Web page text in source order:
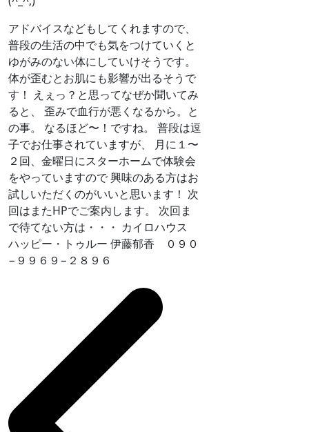
アドバイスなどもしてくれますので、
普段の生活の中でも気をつけていくと
ゆがみのない体にしていけそうです。
体が歪むとお肌にも影響が出るそうで
す！ えぇっ？と思ってなぜか聞いてみ
ると、 歪みで血行が悪くなるから。と
の事。 なるほど〜！ですね。 普段は逗
子でお仕事されていますが、 月に１〜
２回、金曜日にスターホームで体験会
をやっていますので 興味のある方はお
試しいただくのがいいと思います！ 次
回はまたHPでご案内します。 次回ま
で待てない方は・・・ カイロハウス
ハッピー・トゥルー 伊藤郁香 ０９０
−９９６９−２８９６